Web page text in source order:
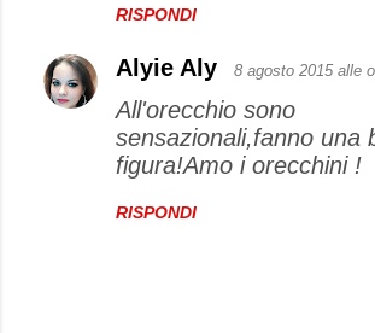
RISPONDI
Alyie Aly 8 agosto 2015 alle
All'orecchio sono
sensazionali,fanno una
figura!Amo i orecchini !
RISPONDI